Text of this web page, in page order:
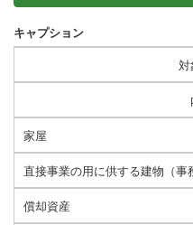
キャプション
対
家屋
直接事業の用に供する建物（事
償却資産